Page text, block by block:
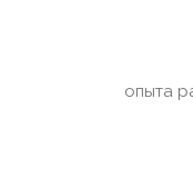
опыта